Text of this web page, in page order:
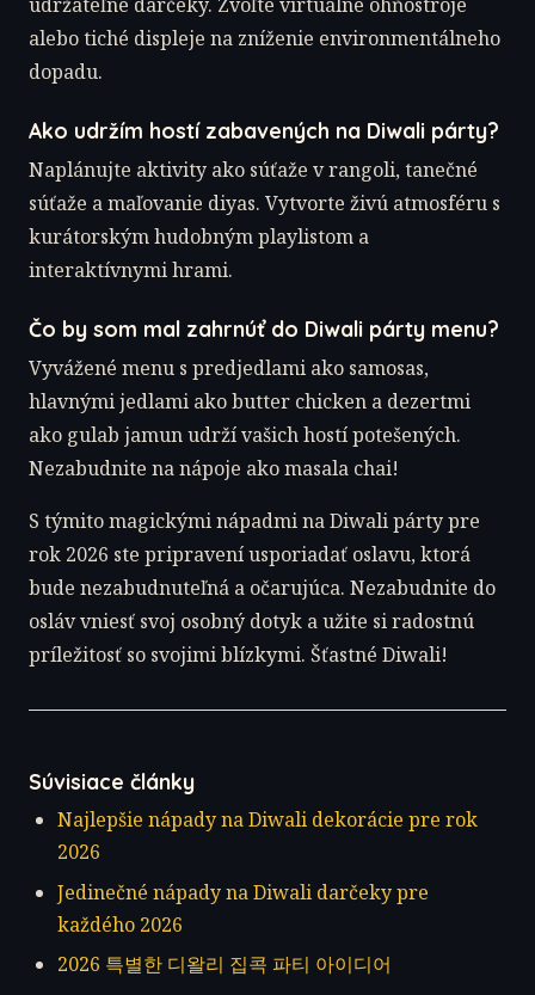
udržateľné darčeky. Zvoľte virtuálne ohňostroje
alebo tiché displeje na zníženie environmentálneho
dopadu.
Ako udržím hostí zabavených na Diwali párty?
Naplánujte aktivity ako súťaže v rangoli, tanečné
súťaže a maľovanie diyas. Vytvorte živú atmosféru s
kurátorským hudobným playlistom a
interaktívnymi hrami.
Čo by som mal zahrnúť do Diwali párty menu?
Vyvážené menu s predjedlami ako samosas,
hlavnými jedlami ako butter chicken a dezertmi
ako gulab jamun udrží vašich hostí potešených.
Nezabudnite na nápoje ako masala chai!
S týmito magickými nápadmi na Diwali párty pre
rok 2026 ste pripravení usporiadať oslavu, ktorá
bude nezabudnuteľná a očarujúca. Nezabudnite do
osláv vniesť svoj osobný dotyk a užite si radostnú
príležitosť so svojimi blízkymi. Šťastné Diwali!
Súvisiace články
Najlepšie nápady na Diwali dekorácie pre rok
2026
Jedinečné nápady na Diwali darčeky pre
každého 2026
2026 특별한 디왈리 집콕 파티 아이디어